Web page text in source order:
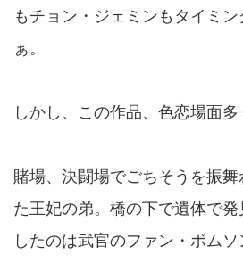
もチョン・ジェミンもタイミ
ぁ。
しかし、この作品、色恋場面多
賭場、決闘場でごちそうを振
た王妃の弟。橋の下で遺体で
したのは武官のファン・ボム